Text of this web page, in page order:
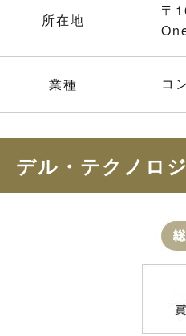
所在地
〒
業種 コ
デル・テクノロ